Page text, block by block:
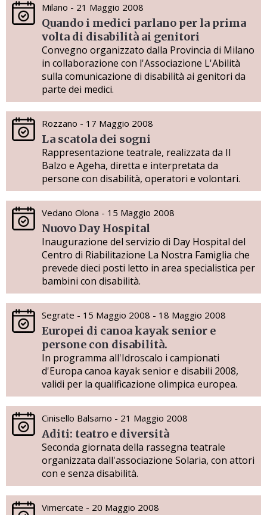
Milano - 21 Maggio 2008
Quando i medici parlano per la prima
volta di disabilità ai genitori
Convegno organizzato dalla Provincia di Milano
in collaborazione con l'Associazione L'Abilità
sulla comunicazione di disabilità ai genitori da
parte dei medici.
Rozzano - 17 Maggio 2008
La scatola dei sogni
Rappresentazione teatrale, realizzata da Il
Balzo e Ageha, diretta e interpretata da
persone con disabilità, operatori e volontari.
Vedano Olona - 15 Maggio 2008
Nuovo Day Hospital
Inaugurazione del servizio di Day Hospital del
Centro di Riabilitazione La Nostra Famiglia che
prevede dieci posti letto in area specialistica per
bambini con disabilità.
Segrate - 15 Maggio 2008 - 18 Maggio 2008
Europei di canoa kayak senior e
persone con disabilità.
In programma all'Idroscalo i campionati
d'Europa canoa kayak senior e disabili 2008,
validi per la qualificazione olimpica europea.
Cinisello Balsamo - 21 Maggio 2008
Aditi: teatro e diversità
Seconda giornata della rassegna teatrale
organizzata dall'associazione Solaria, con attori
con e senza disabilità.
Vimercate - 20 Maggio 2008